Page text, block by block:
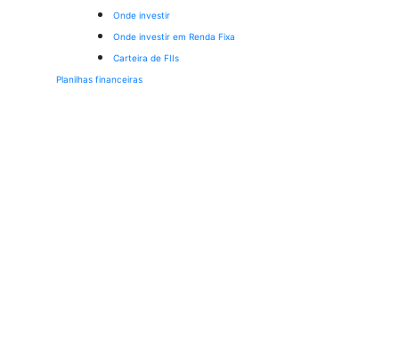
Onde investir
Onde investir em Renda Fixa
Carteira de FIIs
Planilhas financeiras